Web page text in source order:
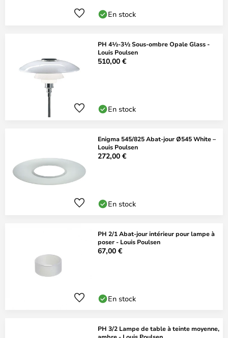
En stock
PH 4½-3½ Sous-ombre Opale Glass -
Louis Poulsen
510,00 €
En stock
Enigma 545/825 Abat-jour Ø545 White –
Louis Poulsen
272,00 €
En stock
PH 2/1 Abat-jour intérieur pour lampe à
poser - Louis Poulsen
67,00 €
En stock
PH 3/2 Lampe de table à teinte moyenne,